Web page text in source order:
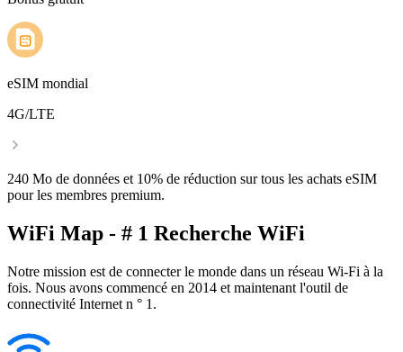
eSIM mondial
4G/LTE
240 Mo de données et 10% de réduction sur tous les achats eSIM
pour les membres premium.
WiFi Map - # 1 Recherche WiFi
Notre mission est de connecter le monde dans un réseau Wi-Fi à la
fois. Nous avons commencé en 2014 et maintenant l'outil de
connectivité Internet n ° 1.